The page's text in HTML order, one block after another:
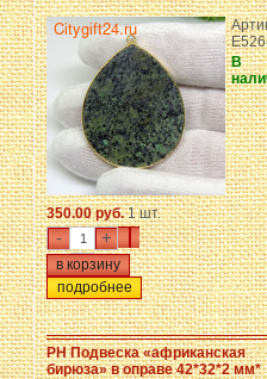
В
350.00 руб.1 шт.
- +
подробнее
PH Подвеска «африканская
бирюза» в оправе 42*32*2 мм*